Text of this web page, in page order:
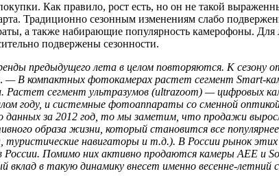
Как правило, рост есть, но он не такой
Традиционно сезонным изменениям слабо
а также набирающие популярность камерофоны.
подвержены сезонности.
предыдущего лета в целом повторяются. К сезону
— В компактных фотокамерах растет сегмент Smart-
сегмент ультразумов (ultrazoom) — цифровых
году, и системные фотоаппараты со сменной
за 2012 год, то мы заметим, что продажи
образа жизни, который становится все
навигаторы и т.д.). В России рынок этих
Помимо них активно продаются камеры AEE и
в такую динамику внесет именно весенне-летний